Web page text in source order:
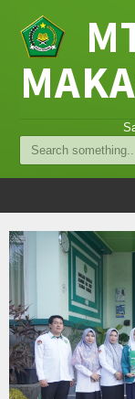
Struktur Organisasi
Visi Misi
Tujuan Madrasah
Berita
Umum
Madrasah